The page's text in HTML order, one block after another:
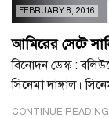
FEBRUARY 8, 2016
আমিরের সেটে
বিনোদন ডেস্ক :
সিনেমা দাঙ্গাল।
CONTINUE